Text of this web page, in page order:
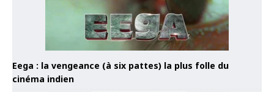
Eega : la vengeance (à six pattes) la plus folle du
cinéma indien